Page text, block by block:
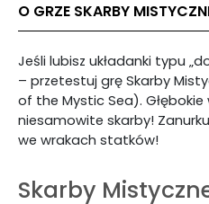
O GRZE SKARBY
Jeśli lubisz układanki typu
– przetestuj grę Skarby
of the Mystic Sea).
niesamowite skarby!
we wrakach statków!
Skarby